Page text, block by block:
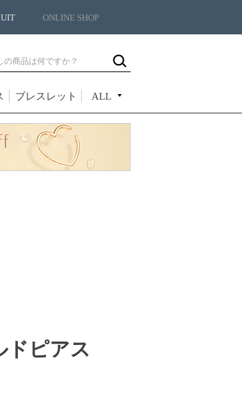
ONLINE SHOP
ブレスレット ALL
ドピアス